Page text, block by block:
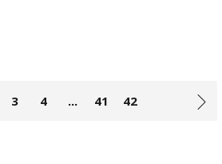
3 4 ... 41 42